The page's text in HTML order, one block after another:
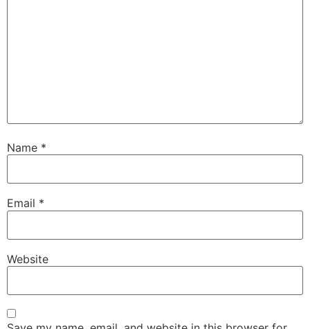
Name *
Email *
Website